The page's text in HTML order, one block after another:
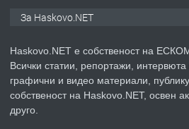
ПРЕДЛАГА
Продавам
За Haskovo.NET
Haskovo.NET е собственост на
Всички статии, репортажи, интервюта
графични и видео материали,
собственост на Haskovo.NET, освен
друго.